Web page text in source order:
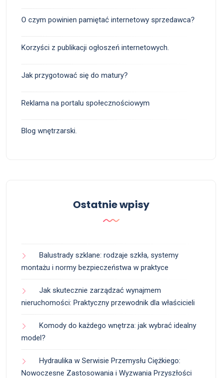
O czym powinien pamiętać internetowy sprzedawca?
Korzyści z publikacji ogłoszeń internetowych.
Jak przygotować się do matury?
Reklama na portalu społecznościowym
Blog wnętrzarski.
Ostatnie wpisy
Balustrady szklane: rodzaje szkła, systemy
montażu i normy bezpieczeństwa w praktyce
Jak skutecznie zarządzać wynajmem
nieruchomości: Praktyczny przewodnik dla właścicieli
Komody do każdego wnętrza: jak wybrać idealny
model?
Hydraulika w Serwisie Przemysłu Ciężkiego:
Nowoczesne Zastosowania i Wyzwania Przyszłości